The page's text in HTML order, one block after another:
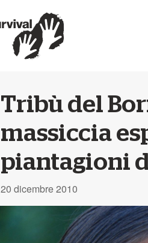
Tribù del
massiccia
piantagioni
20 dicembre 2010